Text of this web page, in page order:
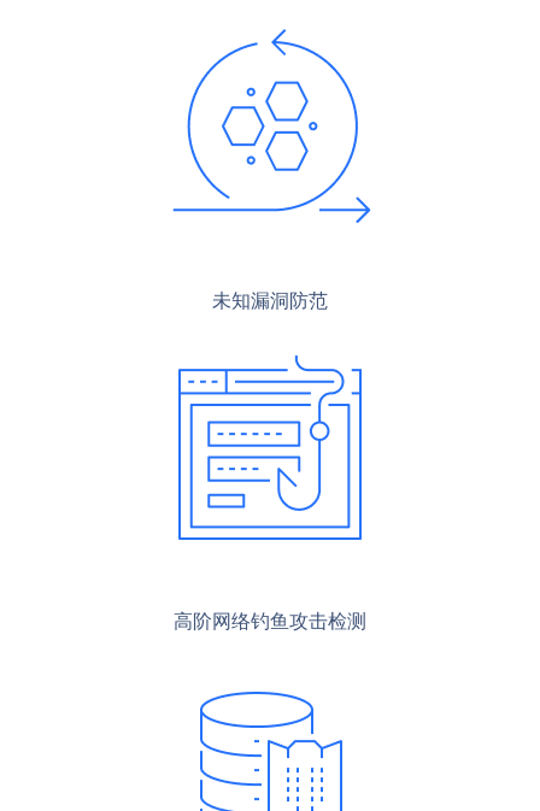
未知漏洞防范
高阶网络钓鱼攻击检测